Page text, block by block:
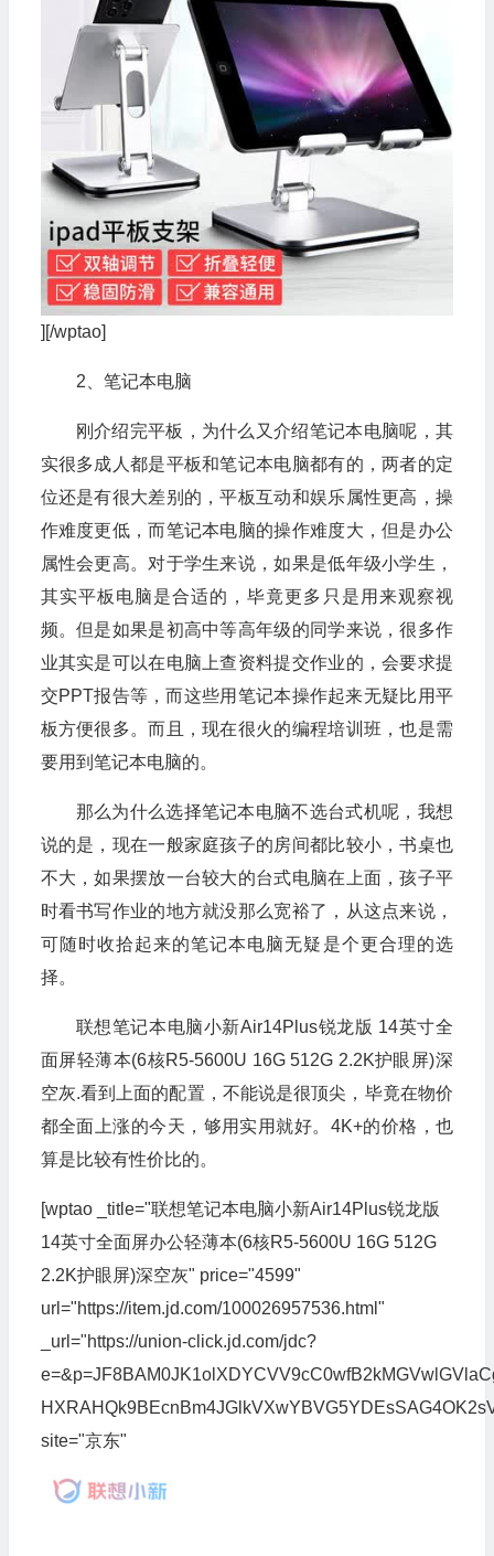
][/wptao]
2、笔记本电脑
刚介绍完平板，为什么又介绍笔记本电脑呢，其
实很多成人都是平板和笔记本电脑都有的，两者的定
位还是有很大差别的，平板互动和娱乐属性更高，操
作难度更低，而笔记本电脑的操作难度大，但是办公
属性会更高。对于学生来说，如果是低年级小学生，
其实平板电脑是合适的，毕竟更多只是用来观察视
频。但是如果是初高中等高年级的同学来说，很多作
业其实是可以在电脑上查资料提交作业的，会要求提
交PPT报告等，而这些用笔记本操作起来无疑比用平
板方便很多。而且，现在很火的编程培训班，也是需
要用到笔记本电脑的。
那么为什么选择笔记本电脑不选台式机呢，我想
说的是，现在一般家庭孩子的房间都比较小，书桌也
不大，如果摆放一台较大的台式电脑在上面，孩子平
时看书写作业的地方就没那么宽裕了，从这点来说，
可随时收拾起来的笔记本电脑无疑是个更合理的选
择。
联想笔记本电脑小新Air14Plus锐龙版 14英寸全
面屏轻薄本(6核R5-5600U 16G 512G 2.2K护眼屏)深
空灰.看到上面的配置，不能说是很顶尖，毕竟在物价
都全面上涨的今天，够用实用就好。4K+的价格，也
算是比较有性价比的。
[wptao _title="联想笔记本电脑小新Air14Plus锐龙版
14英寸全面屏办公轻薄本(6核R5-5600U 16G 512G
2.2K护眼屏)深空灰" price="4599"
url="https://item.jd.com/100026957536.html"
_url="https://union-click.jd.com/jdc?
site="京东"